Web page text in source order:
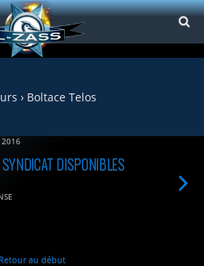
› Boltace Telos
2016
DISPONIBLES
Retour au début